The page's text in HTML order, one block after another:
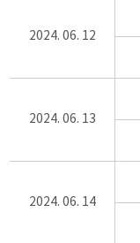
2024. 06. 12
2024. 06. 13
2024. 06. 14